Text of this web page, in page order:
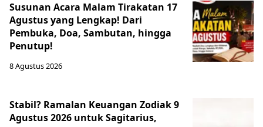
Susunan Acara Malam Tirakatan 17
Agustus yang Lengkap! Dari
Pembuka, Doa, Sambutan, hingga
Penutup!
8 Agustus 2026
Stabil? Ramalan Keuangan Zodiak 9
Agustus 2026 untuk Sagitarius,